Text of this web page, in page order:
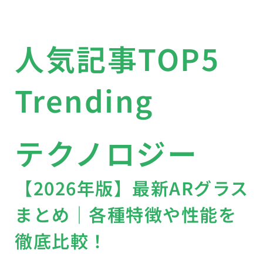
人気記事TOP5
Trending
テクノロジー
【2026年版】最新ARグラス
まとめ｜各種特徴や性能を
徹底比較！